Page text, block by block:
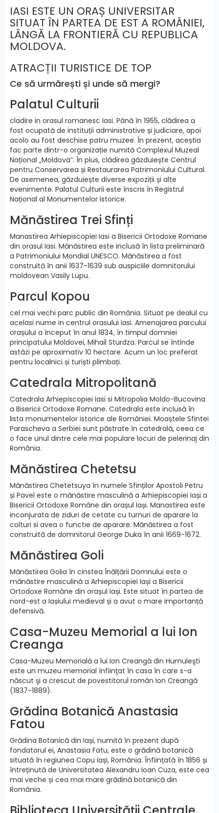
IASI ESTE UN ORAȘ UNIVERSITAR
SITUAT ÎN PARTEA DE EST A ROMÂNIEI,
LÂNGĂ LA FRONTIERĂ CU REPUBLICA
MOLDOVA.
ATRACȚII TURISTICE DE TOP
Ce să urmărești și unde să mergi?
Palatul Culturii
cladire in orasul romanesc Iasi. Până în 1955, clădirea a
fost ocupată de instituții administrative și judiciare, apoi
acolo au fost deschise patru muzee. În prezent, aceștia
fac parte dintr-o organizație numită Complexul Muzeal
Național „Moldova”. În plus, clădirea găzduiește Centrul
pentru Conservarea și Restaurarea Patrimoniului Cultural.
De asemenea, găzduiește diverse expoziții și alte
evenimente. Palatul Culturii este înscris în Registrul
Național al Monumentelor Istorice.
Mănăstirea Trei Sfinți
Manastirea Arhiepiscopiei Iasi a Bisericii Ortodoxe Romane
din orasul Iasi. Mănăstirea este inclusă în lista preliminară
a Patrimoniului Mondial UNESCO. Mănăstirea a fost
construită în anii 1637-1639 sub auspiciile domnitorului
moldovean Vasily Lupu.
Parcul Kopou
cel mai vechi parc public din România. Situat pe dealul cu
acelasi nume in centrul orasului Iasi. Amenajarea parcului
orașului a început în anul 1834, în timpul domniei
principatului Moldovei, Mihail Sturdza. Parcul se întinde
astăzi pe aproximativ 10 hectare. Acum un loc preferat
pentru localnici și turiști plimbați.
Catedrala Mitropolitană
Catedrala Arhiepiscopiei Iasi si Mitropolia Moldo-Bucovina
a Bisericii Ortodoxe Romane. Catedrala este inclusă în
lista monumentelor istorice ale României. Moaștele Sfintei
Parascheva a Serbiei sunt păstrate în catedrală, ceea ce
o face unul dintre cele mai populare locuri de pelerinaj din
România.
Mănăstirea Chetetsu
Mănăstirea Chetetsuya în numele Sfinților Apostoli Petru
și Pavel este o mănăstire masculină a Arhiepiscopiei Iași a
Bisericii Ortodoxe Române din orașul Iași. Manastirea este
inconjurata de ziduri de cetate cu turnuri de aparare la
colturi si avea o functie de aparare. Mănăstirea a fost
construită de domnitorul George Duka în anii 1669-1672.
Mănăstirea Goli
Mănăstirea Golia în cinstea Înălțării Domnului este o
mănăstire masculină a Arhiepiscopiei Iași a Bisericii
Ortodoxe Române din orașul Iași. Este situat în partea de
nord-est a Iașiului medieval și a avut o mare importanță
defensivă.
Casa-Muzeu Memorial a lui Ion
Creanga
Casa-Muzeu Memorială a lui Ion Creangă din Humuleşti
este un muzeu memorial înfiinţat în casa în care s-a
născut şi a crescut de povestitorul român Ion Creangă
(1837-1889).
Grădina Botanică Anastasia
Fatou
Grădina Botanică din Iași, numită în prezent după
fondatorul ei, Anastasia Fatu, este o grădină botanică
situată în regiunea Copu Iași, România. Înființată în 1856 și
întreținută de Universitatea Alexandru Ioan Cuza, este cea
mai veche și cea mai mare grădină botanică din
România.